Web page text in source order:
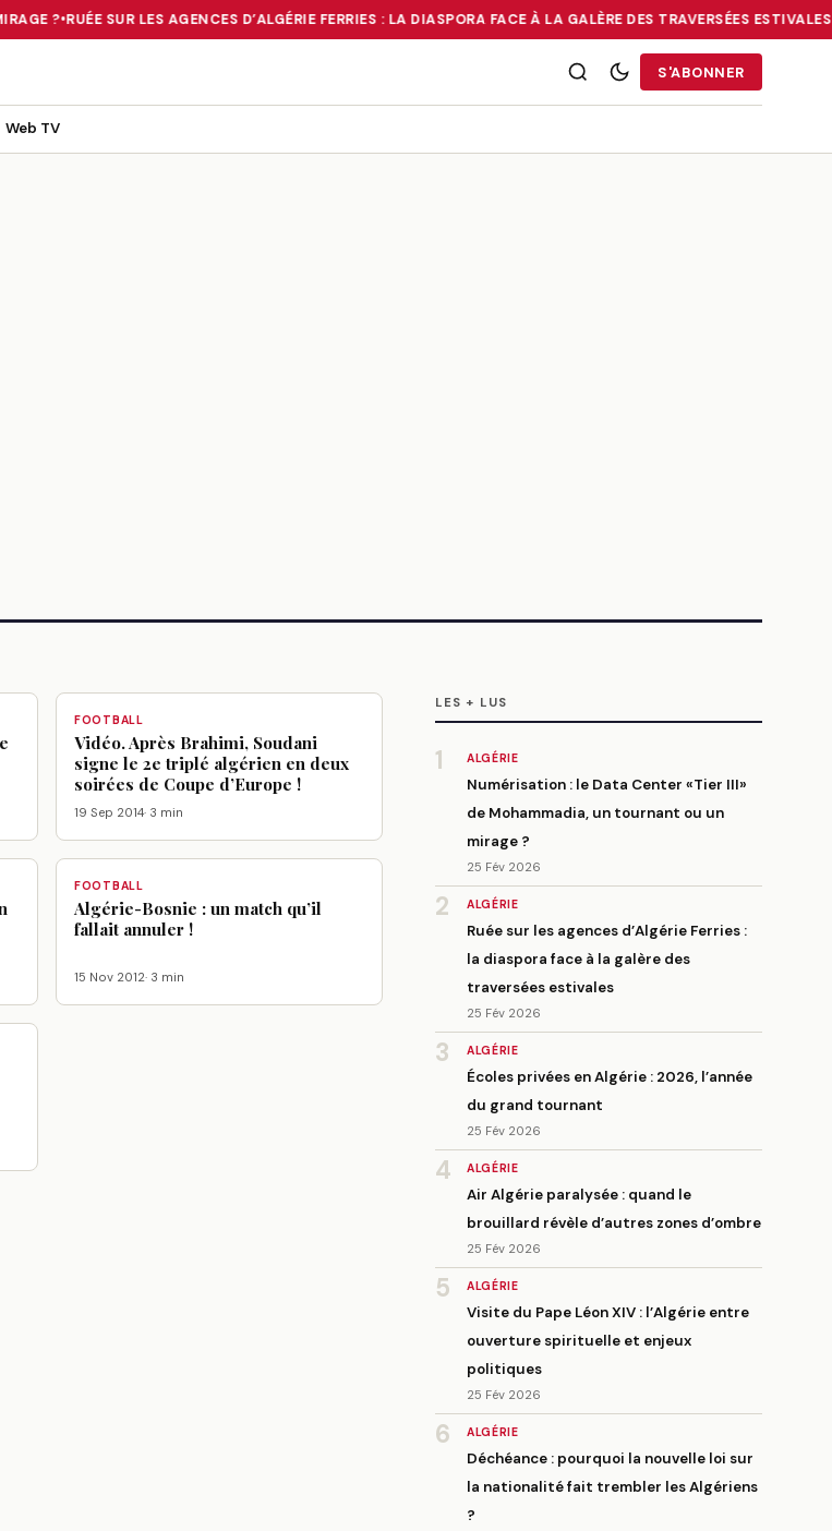
? •RUÉE SUR LES AGENCES D’ALGÉRIE FERRIES : LA DIASPORA FACE À LA GALÈRE DES TRAVERSÉES ESTIVALES•
?•RUÉE SUR LES AGENCES D’ALGÉRIE FERRIES : LA DIASPORA FACE À LA GALÈRE DES TRAVERSÉES
S'ABONNER
Web TV
FOOTBALL
Vidéo. Après Brahimi, Soudani
signe le 2e triplé algérien en deux
soirées de Coupe d’Europe !
19 Sep 2014· 3 min
FOOTBALL
Algérie-Bosnie : un match qu’il
fallait annuler !
15 Nov 2012· 3 min
LES + LUS
1 ALGÉRIE
Numérisation : le Data Center «Tier III»
de Mohammadia, un tournant ou un
mirage ?
25 Fév 2026
2 ALGÉRIE
Ruée sur les agences d’Algérie Ferries :
la diaspora face à la galère des
traversées estivales
25 Fév 2026
3 ALGÉRIE
Écoles privées en Algérie : 2026, l’année
du grand tournant
25 Fév 2026
4 ALGÉRIE
Air Algérie paralysée : quand le
brouillard révèle d’autres zones d’ombre
25 Fév 2026
5 ALGÉRIE
Visite du Pape Léon XIV : l’Algérie entre
ouverture spirituelle et enjeux
politiques
25 Fév 2026
6 ALGÉRIE
Déchéance : pourquoi la nouvelle loi sur
la nationalité fait trembler les Algériens
?